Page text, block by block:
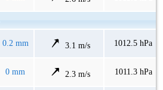
0.2 mm 3.1 m/s 1012.5 hPa
0 mm 2.3 m/s 1011.3 hPa